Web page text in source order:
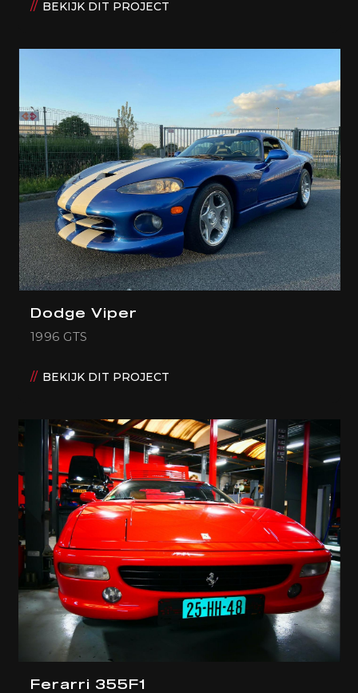
BEKIJK DIT PROJECT
Dodge Viper
1996 GTS
BEKIJK DIT PROJECT
Ferarri 355F1